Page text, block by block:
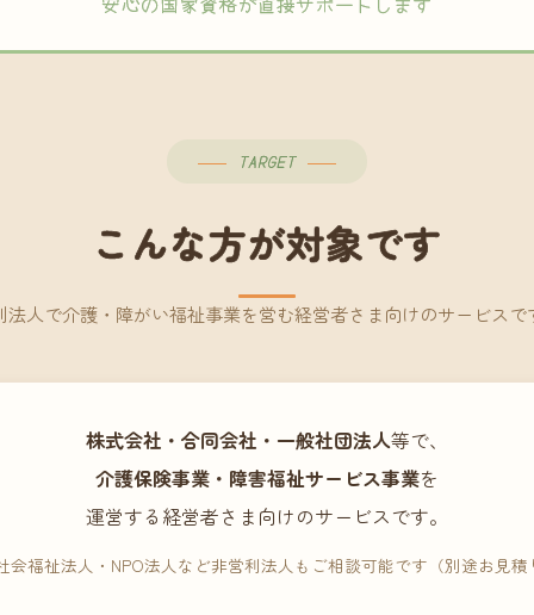
TARGET
こんな方が対象です
法人で介護・障がい福祉事業を営む経営者さま向けのサービスで
株式会社・合同会社・一般社団法人等で、
介護保険事業・障害福祉サービス事業を
運営する経営者さま向けのサービスです。
福祉法人・NPO法人など非営利法人もご相談可能です（別途お見積